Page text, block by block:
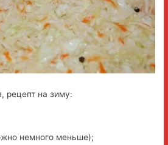
рецепт на зиму:
немного меньше);